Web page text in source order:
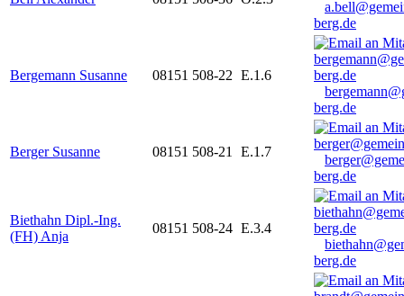
berg.de
Bergemann Susanne 08151 508-22 E.1.6
berg.de
Berger Susanne 08151 508-21 E.1.7
berg.de
Biethahn Dipl.-Ing.
(FH) Anja
08151 508-24 E.3.4
berg.de